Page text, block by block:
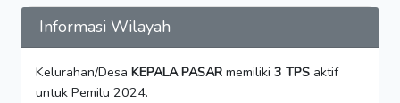
Informasi Wilayah
Kelurahan/Desa KEPALA PASAR memiliki 3 TPS aktif
untuk Pemilu 2024.